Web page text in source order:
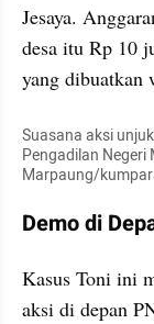
Jesaya.
desa itu Rp 10
yang dibuatkan
Suasana aksi
Pengadilan
Marpaung/
Demo di
Kasus Toni ini
aksi di depan